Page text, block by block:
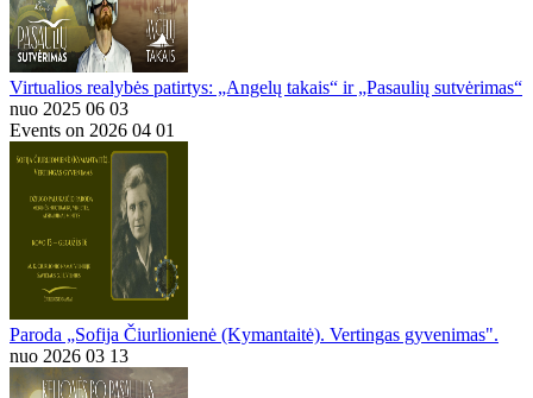
Virtualios realybės patirtys: „Angelų takais“ ir „Pasaulių sutvėrimas“
nuo 2025 06 03
Events on 2026 04 01
Paroda „Sofija Čiurlionienė (Kymantaitė). Vertingas gyvenimas".
nuo 2026 03 13